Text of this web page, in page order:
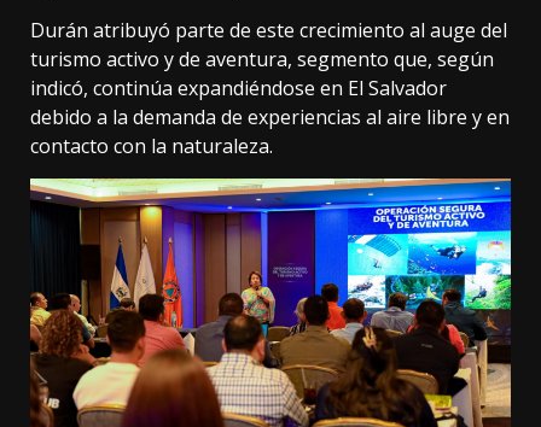
Durán atribuyó parte de este crecimiento al auge del
turismo activo y de aventura, segmento que, según
indicó, continúa expandiéndose en El Salvador
debido a la demanda de experiencias al aire libre y en
contacto con la naturaleza.